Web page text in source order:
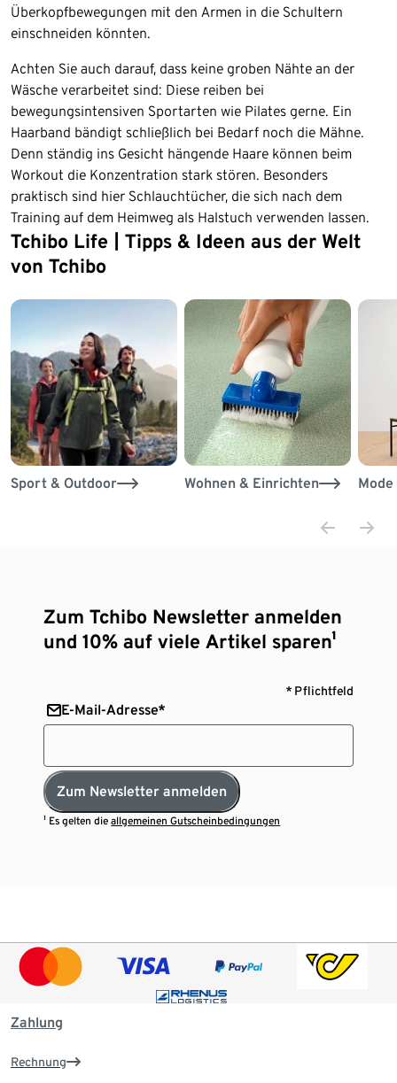
Überkopfbewegungen mit den Armen in die Schultern
einschneiden könnten.
Achten Sie auch darauf, dass keine groben Nähte an der
Wäsche verarbeitet sind: Diese reiben bei
bewegungsintensiven Sportarten wie Pilates gerne. Ein
Haarband bändigt schließlich bei Bedarf noch die Mähne.
Denn ständig ins Gesicht hängende Haare können beim
Workout die Konzentration stark stören. Besonders
praktisch sind hier Schlauchtücher, die sich nach dem
Training auf dem Heimweg als Halstuch verwenden lassen.
Tchibo Life | Tipps & Ideen aus der Welt
von Tchibo
Sport & Outdoor Wohnen & Einrichten
Ende der Auflistung
Zum Tchibo Newsletter anmelden
und 10% auf viele Artikel sparen¹
* Pflichtfeld
E-Mail-Adresse*
Zum Newsletter anmelden
¹ Es gelten dieallgemeinen Gutscheinbedingungen
Zahlung
Rechnung